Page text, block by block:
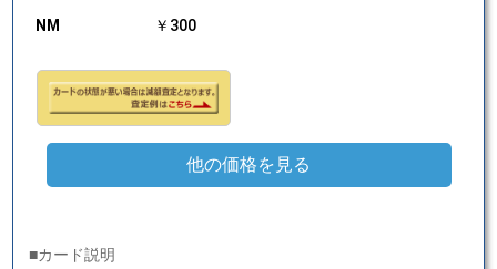
NM ￥300
他の価格を見る
■カード説明